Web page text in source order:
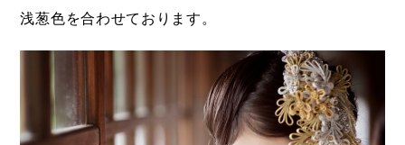
浅葱色を合わせております。